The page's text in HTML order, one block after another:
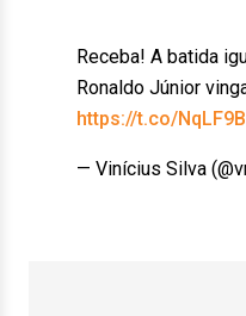
Receba! A batida
Ronaldo Júnior
https://t.co/
— Vinícius Silva